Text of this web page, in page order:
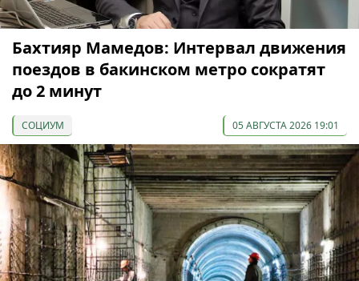
Бахтияр Мамедов: Интервал движения
поездов в бакинском метро сократят
до 2 минут
СОЦИУМ 05 АВГУСТА 2026 19:01